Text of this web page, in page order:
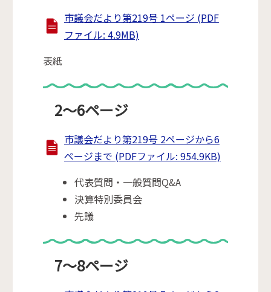
市議会だより第219号 1ページ (PDF
ファイル: 4.9MB)
表紙
2～6ページ
市議会だより第219号 2ページから6
ページまで (PDFファイル: 954.9KB)
代表質問・一般質問Q&A
決算特別委員会
先議
7～8ページ